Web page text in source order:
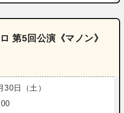
第5回公演《マノン》
30日（土）